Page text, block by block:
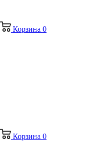
Корзина 0
Корзина 0